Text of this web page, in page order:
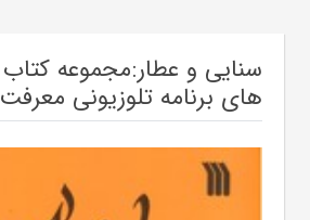
سنایی و عطار:مجموعه کتاب
های برنامه تلوزیونی معرفت